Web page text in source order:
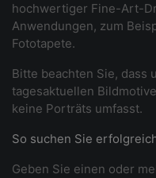
hochwertiger Fine-Art-
Anwendungen, zum
Fototapete.
Bitte beachten Sie, dass
tagesaktuellen
keine Porträts umfasst.
So suchen Sie
Geben Sie einen oder